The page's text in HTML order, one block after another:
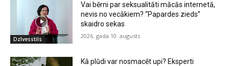
Dzīvesstils
Vai bērni par seksualitāti mācās internetā,
nevis no vecākiem? “Papardes zieds”
skaidro sekas
2026. gada 10. augusts
Kā plūdi var nosmacēt upi? Eksperti